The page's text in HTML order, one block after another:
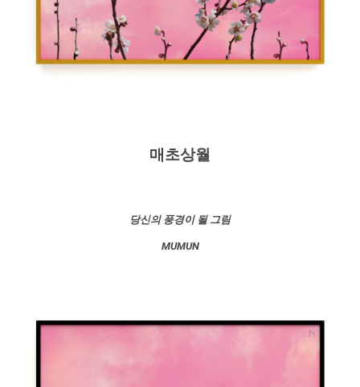
매초상월
당신의 풍경이 될 그림
MUMUN